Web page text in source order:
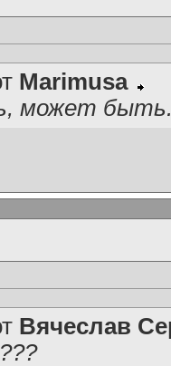
Marimusa
может
Вячеслав